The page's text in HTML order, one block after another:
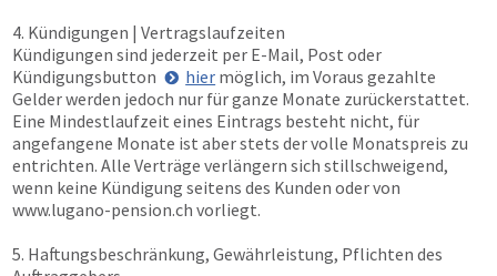
4. Kündigungen | Vertragslaufzeiten
Kündigungen sind jederzeit per E-Mail, Post oder
Kündigungsbutton
hier möglich, im Voraus gezahlte
Gelder werden jedoch nur für ganze Monate zurückerstattet.
Eine Mindestlaufzeit eines Eintrags besteht nicht, für
angefangene Monate ist aber stets der volle Monatspreis zu
entrichten. Alle Verträge verlängern sich stillschweigend,
wenn keine Kündigung seitens des Kunden oder von
www.lugano-pension.ch vorliegt.
5. Haftungsbeschränkung, Gewährleistung, Pflichten des